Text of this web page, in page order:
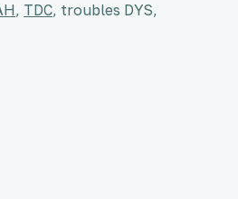
, TDC, troubles DYS,